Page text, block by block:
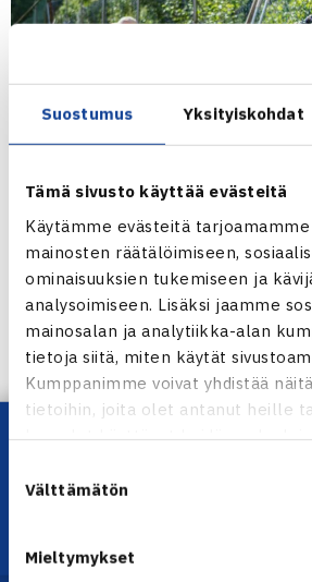
Suostumus Yksityiskohdat
Tämä sivusto käyttää evästeitä
Käytämme evästeitä
mainosten räätälöimiseen,
ominaisuuksien tukemiseen ja
analysoimiseen. Lisäksi jaamme
mainosalan ja analytiikka-alan
tietoja siitä, miten käytät
Kumppanimme voivat yhdistää
tietoihin, joita olet antanut heille
kun olet käyttänyt heidän
valinta
Välttämätön
Mieltymykset
Jaa:
← Edellinen
Lataa OmaTennis!